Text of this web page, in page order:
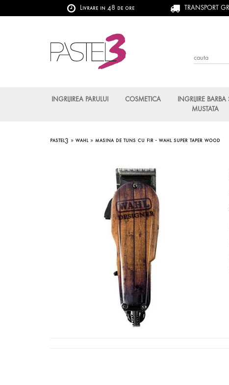
Livrare in 48 de ore TRANSPORT
INGRIJIREA PARULUI COSMETICA
INGRIJIRE BARBA
MUSTATA
pastel3 » wahl » masina de tuns cu fir - wahl super taper wood